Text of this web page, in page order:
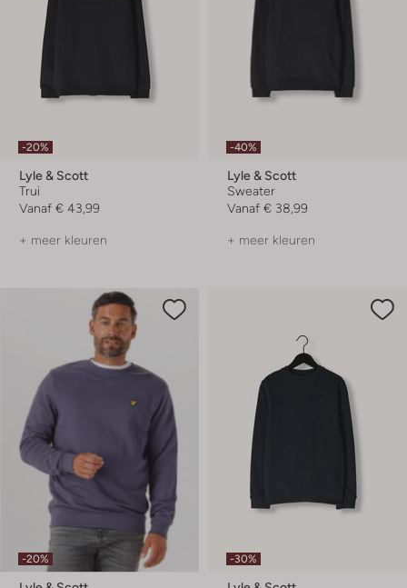
-20%
Lyle & Scott
Trui
Vanaf € 43,99
+ meer kleuren
-40%
Lyle & Scott
Sweater
Vanaf € 38,99
+ meer kleuren
-20% -30%